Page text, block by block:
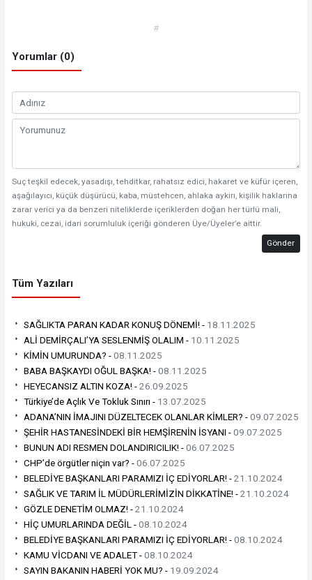
#
Yorumlar (0)
Suç teşkil edecek, yasadışı, tehditkar, rahatsız edici, hakaret ve küfür içeren,
aşağılayıcı, küçük düşürücü, kaba, müstehcen, ahlaka aykırı, kişilik haklarına
zarar verici ya da benzeri niteliklerde içeriklerden doğan her türlü mali,
hukuki, cezai, idari sorumluluk içeriği gönderen Üye/Üyeler’e aittir.
Gönder
Tüm Yazıları
SAĞLIKTA PARAN KADAR KONUŞ DÖNEMİ! - 18.11.2025
ALİ DEMİRÇALI’YA SESLENMİŞ OLALIM - 10.11.2025
KİMİN UMURUNDA? -08.11.2025
BABA BAŞKAYDI OĞUL BAŞKA! -08.11.2025
HEYECANSIZ ALTIN KOZA! -26.09.2025
Türkiye’de Açlık Ve Tokluk Sınırı - 13.07.2025
ADANA’NIN İMAJINI DÜZELTECEK OLANLAR KİMLER? -09.07.2025
ŞEHİR HASTANESİNDEKİ BİR HEMŞİRENİN İSYANI -09.07.2025
BUNUN ADI RESMEN DOLANDIRICILIK! -06.07.2025
CHP’de örgütler niçin var? -06.07.2025
BELEDİYE BAŞKANLARI PARAMIZI İÇ EDİYORLAR! -21.10.2024
SAĞLIK VE TARIM İL MÜDÜRLERİMİZİN DİKKATİNE! -21.10.2024
GÖZLE DENETİM OLMAZ! -21.10.2024
HİÇ UMURLARINDA DEĞİL -08.10.2024
BELEDİYE BAŞKANLARI PARAMIZI İÇ EDİYORLAR! -08.10.2024
KAMU VİCDANI VE ADALET -08.10.2024
SAYIN BAKANIN HABERİ YOK MU? - 19.09.2024